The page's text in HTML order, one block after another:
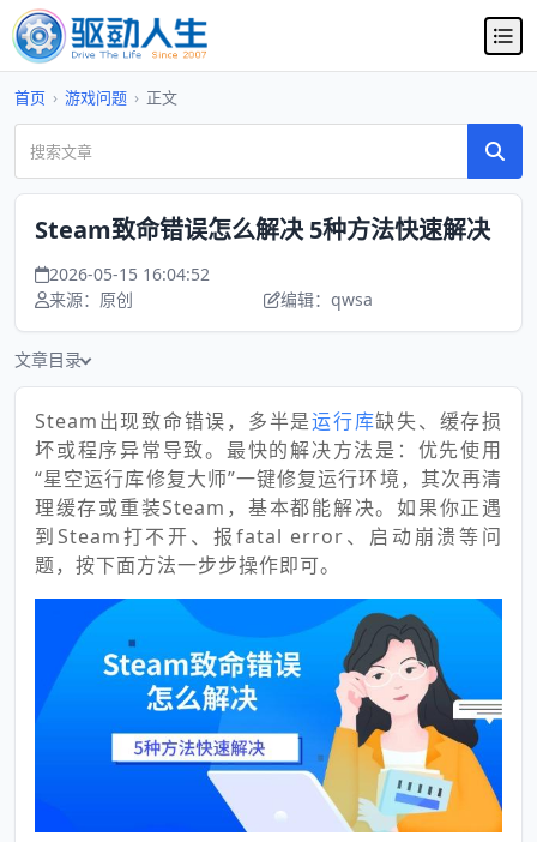
首页 › 游戏问题 › 正文
Steam致命错误怎么解决 5种方法快速解决
2026-05-15 16:04:52
来源：原创
编辑：qwsa
文章目录
Steam出现致命错误，多半是运行库缺失、缓存损
坏或程序异常导致。最快的解决方法是：优先使用
“星空运行库修复大师”一键修复运行环境，其次再清
理缓存或重装Steam，基本都能解决。如果你正遇
到Steam打不开、报fatal error、启动崩溃等问
题，按下面方法一步步操作即可。